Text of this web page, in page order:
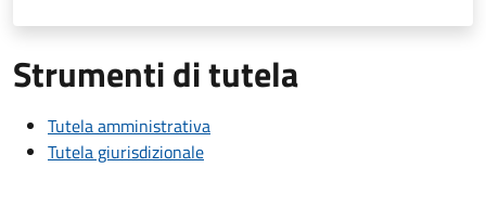
Strumenti di tutela
Tutela amministrativa
Tutela giurisdizionale